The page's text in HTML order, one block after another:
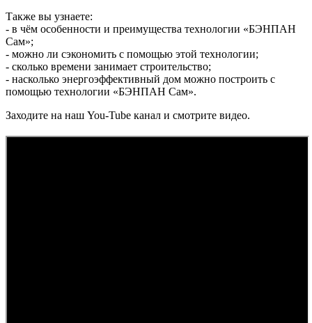
Также вы узнаете:
- в чём особенности и преимущества технологии «БЭНПАН
Сам»;
- можно ли сэкономить с помощью этой технологии;
- сколько времени занимает строительство;
- насколько энергоэффективный дом можно построить с
помощью технологии «БЭНПАН Сам».
Заходите на наш You-Tube канал и смотрите видео.